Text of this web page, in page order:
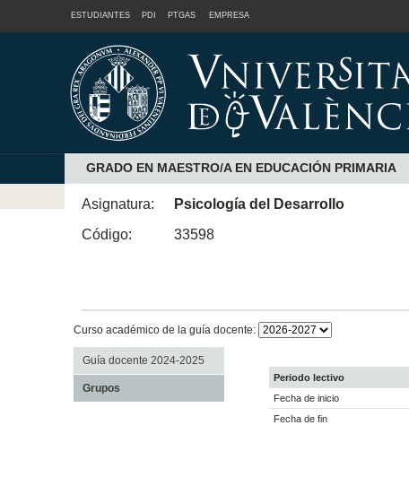
ESTUDIANTES PDI PTGAS EMPRESA
GRADO EN MAESTRO/A EN EDUCACIÓN PRIMARIA
Asignatura:
Psicología del Desarrollo
Código:
33598
Curso académico de la guía docente:
Guía docente 2024-2025
Grupos
Periodo lectivo
Fecha de inicio
Fecha de fin